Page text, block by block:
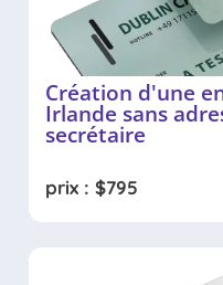
Création d'une
Irlande sans
secrétaire
prix : $795